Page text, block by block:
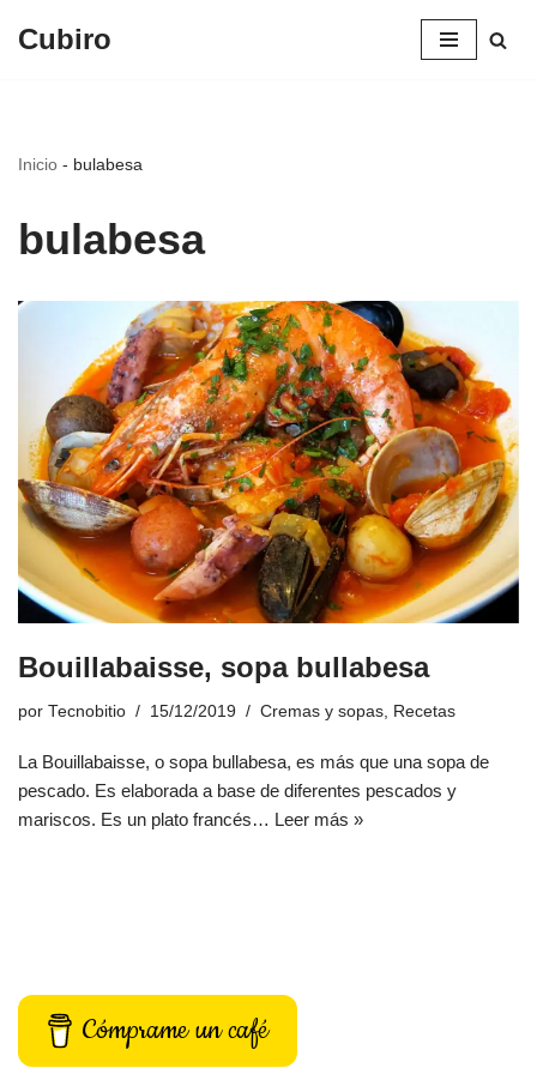
Cubiro
Inicio - bulabesa
bulabesa
Bouillabaisse, sopa bullabesa
por Tecnobitio 15/12/2019 Cremas y sopas Recetas
La Bouillabaisse, o sopa bullabesa, es más que una sopa de
pescado. Es elaborada a base de diferentes pescados y
mariscos. Es un plato francés… Leer más »
Cómprame un café